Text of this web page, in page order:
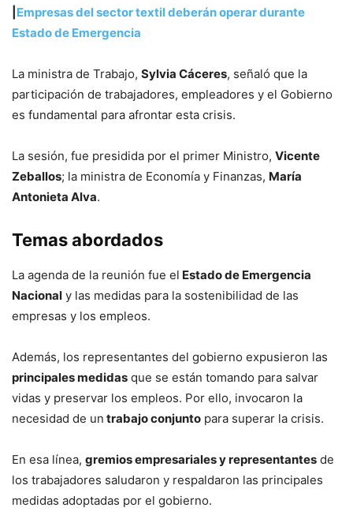
Empresas del sector textil deberán operar durante
Estado de Emergencia
La ministra de Trabajo, Sylvia Cáceres, señaló que la
participación de trabajadores, empleadores y el Gobierno
es fundamental para afrontar esta crisis.
La sesión, fue presidida por el primer Ministro, Vicente
Zeballos; la ministra de Economía y Finanzas, María
Antonieta Alva.
Temas abordados
La agenda de la reunión fue el Estado de Emergencia
Nacional y las medidas para la sostenibilidad de las
empresas y los empleos.
Además, los representantes del gobierno expusieron las
principales medidas que se están tomando para salvar
vidas y preservar los empleos. Por ello, invocaron la
necesidad de un trabajo conjunto para superar la crisis.
En esa línea, gremios empresariales y representantes de
los trabajadores saludaron y respaldaron las principales
medidas adoptadas por el gobierno.